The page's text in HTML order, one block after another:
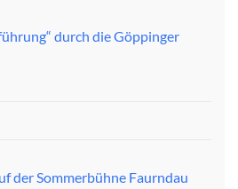
durch die Göppinger
der Sommerbühne Faurndau